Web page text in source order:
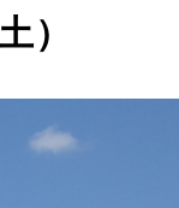
）